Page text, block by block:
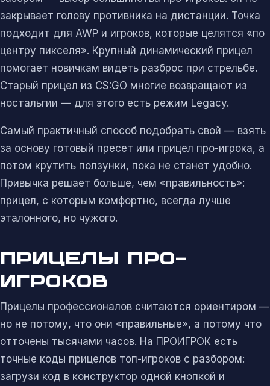
закрывает голову противника на дистанции. Точка
подходит для AWP и игроков, которые целятся «по
центру пикселя». Крупный динамический прицел
помогает новичкам видеть разброс при стрельбе.
Старый прицел из CS:GO многие возвращают из
ностальгии — для этого есть режим Legacy.
Самый практичный способ подобрать свой — взять
за основу готовый пресет или прицел про-игрока, а
потом крутить ползунки, пока не станет удобно.
Привычка решает больше, чем «правильность»:
прицел, с которым комфортно, всегда лучше
эталонного, но чужого.
ПРИЦЕЛЫ ПРО-
ИГРОКОВ
Прицелы профессионалов считаются ориентиром —
но не потому, что они «правильные», а потому что
отточены тысячами часов. На ПРОИГРОК есть
точные коды прицелов топ-игроков с разбором:
загрузи код в конструктор одной кнопкой и